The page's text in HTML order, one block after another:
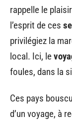
rappelle le
l’esprit de ces
privilégiez la
local. Ici, le
foules, dans la
Ces pays
d’un voyage, à